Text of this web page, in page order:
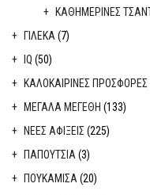
ΚΑΘΗΜΕΡΙΝΕΣ
ΓΙΛΕΚΑ(7)
ΙQ (50)
ΚΑΛΟΚΑΙΡΙΝΕΣ ΠΡΟΣΦΟΡΕΣ
ΜΕΓΑΛΑ ΜΕΓΕΘΗ (133)
ΝΕΕΣ ΑΦΙΞΕΙΣ (225)
ΠΑΠΟΥΤΣΙΑ(3)
ΠΟΥΚΑΜΙΣΑ(20)